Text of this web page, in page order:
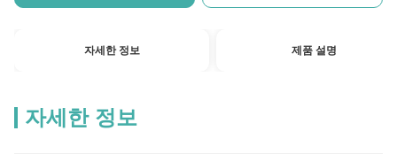
자세한 정보 제품 설명
자세한 정보